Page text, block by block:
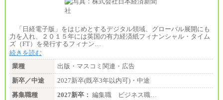
「日経電子版」をはじめとするデジタル領域、グローバル展開にも
力を入れ、２０１５年には英国の有力経済紙フィナンシャル・タイム
ズ（FT）を発行するフィナン…
続きを読む
業種
出版・マスコミ関連・広告
新卒／中途
2027新卒(既卒3年以内可)・中途
募集職種
2027新卒： 編集職 ビジネス職…